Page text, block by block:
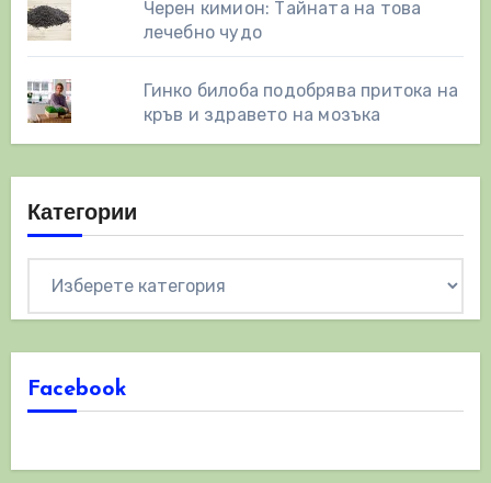
Черен кимион: Тайната на това
лечебно чудо
Гинко билоба подобрява притока на
кръв и здравето на мозъка
Категории
Facebook